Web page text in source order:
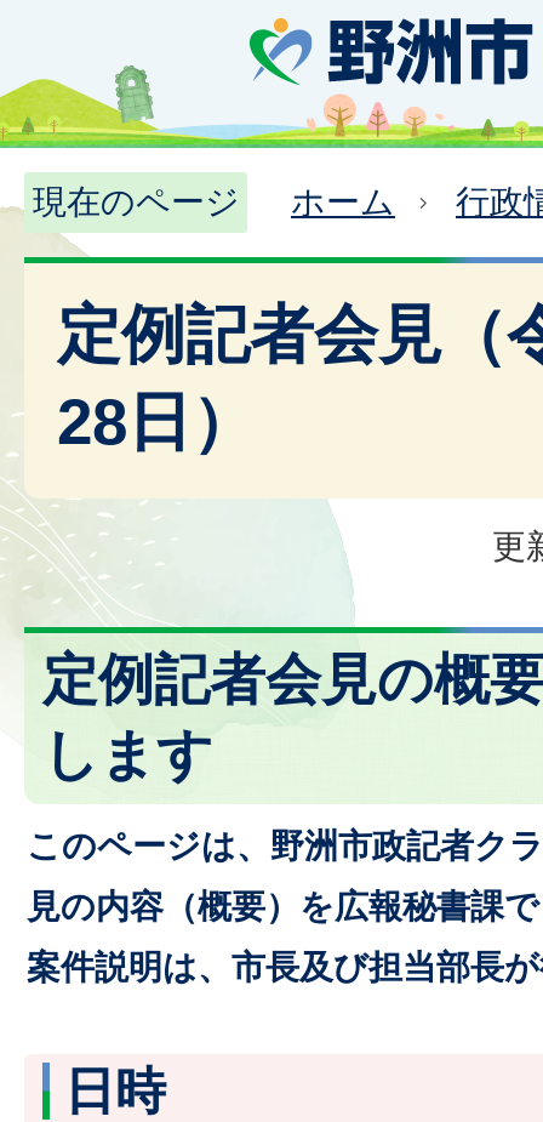
現在のページ ホーム 行政
定例記者会見（
28日）
更
定例記者会見の概
します
このページは、野洲市政記者ク
見の内容（概要）を広報秘書課
案件説明は、市長及び担当部長
日時